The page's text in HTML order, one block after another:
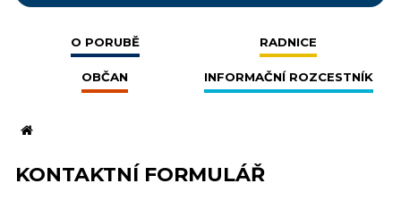
O PORUBĚ RADNICE
OBČAN INFORMAČNÍ ROZCESTNÍK
KONTAKTNÍ FORMULÁŘ